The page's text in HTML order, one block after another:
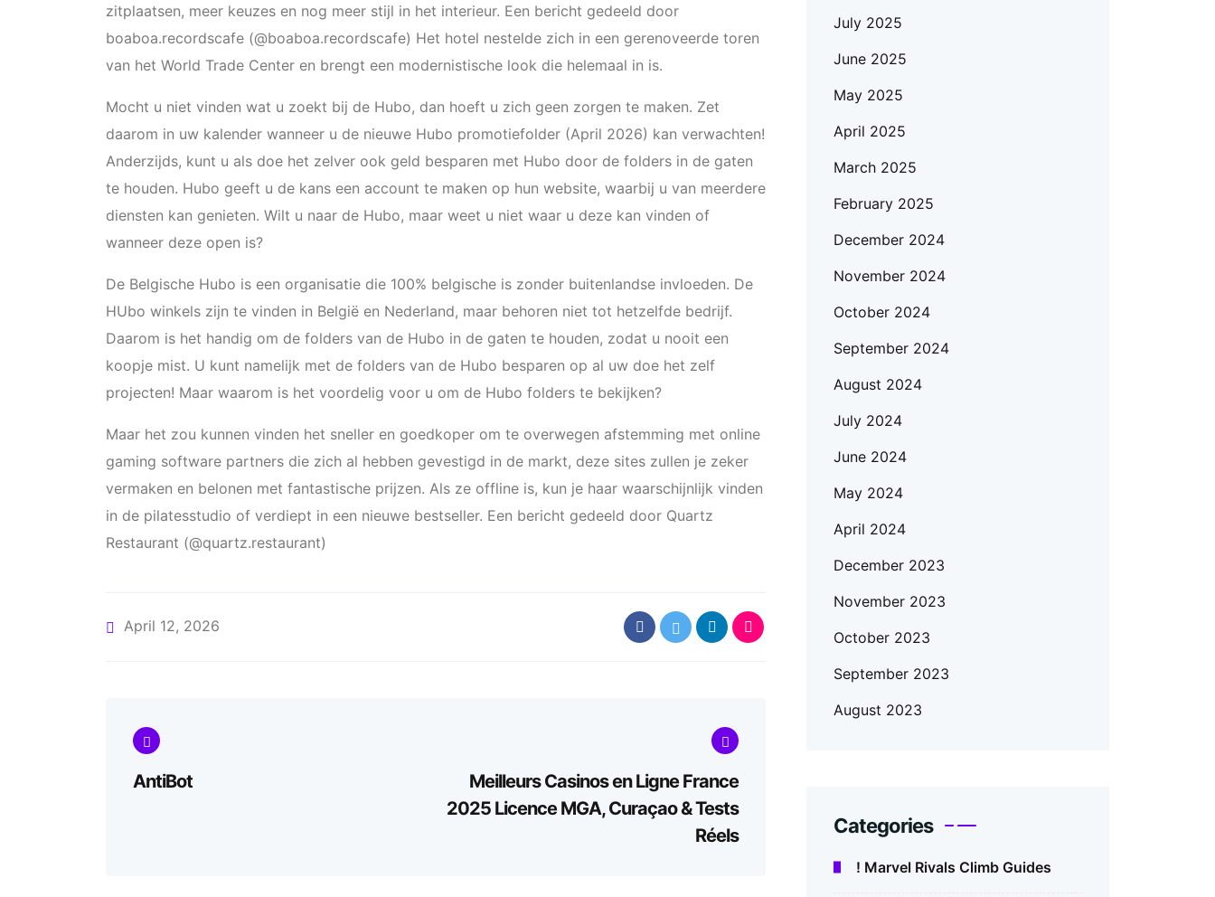
zitplaatsen, meer keuzes en nog meer stijl in het interieur. Een bericht gedeeld door
boaboa.recordscafe (@boaboa.recordscafe) Het hotel nestelde zich in een gerenoveerde toren
van het World Trade Center en brengt een modernistische look die helemaal in is.
Mocht u niet vinden wat u zoekt bij de Hubo, dan hoeft u zich geen zorgen te maken. Zet
daarom in uw kalender wanneer u de nieuwe Hubo promotiefolder (April 2026) kan verwachten!
Anderzijds, kunt u als doe het zelver ook geld besparen met Hubo door de folders in de gaten
te houden. Hubo geeft u de kans een account te maken op hun website, waarbij u van meerdere
diensten kan genieten. Wilt u naar de Hubo, maar weet u niet waar u deze kan vinden of
wanneer deze open is?
De Belgische Hubo is een organisatie die 100% belgische is zonder buitenlandse invloeden. De
HUbo winkels zijn te vinden in België en Nederland, maar behoren niet tot hetzelfde bedrijf.
Daarom is het handig om de folders van de Hubo in de gaten te houden, zodat u nooit een
koopje mist. U kunt namelijk met de folders van de Hubo besparen op al uw doe het zelf
projecten! Maar waarom is het voordelig voor u om de Hubo folders te bekijken?
Maar het zou kunnen vinden het sneller en goedkoper om te overwegen afstemming met online
gaming software partners die zich al hebben gevestigd in de markt, deze sites zullen je zeker
vermaken en belonen met fantastische prijzen. Als ze offline is, kun je haar waarschijnlijk vinden
in de pilatesstudio of verdiept in een nieuwe bestseller. Een bericht gedeeld door Quartz
Restaurant (@quartz.restaurant)
April 12, 2026
AntiBot
Meilleurs Casinos en Ligne France
2025 Licence MGA, Curaçao & Tests
Réels
July 2025
June 2025
May 2025
April 2025
March 2025
February 2025
December 2024
November 2024
October 2024
September 2024
August 2024
July 2024
June 2024
May 2024
April 2024
December 2023
November 2023
October 2023
September 2023
August 2023
Categories
! Marvel Rivals Climb Guides